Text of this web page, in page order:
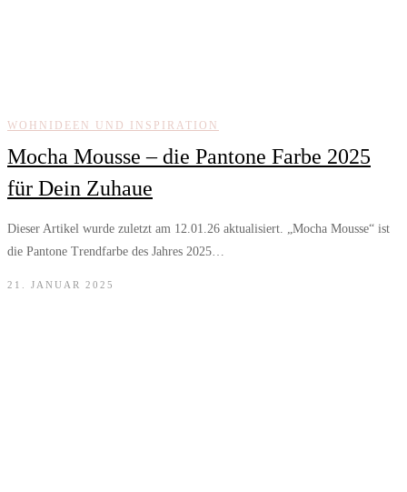
WOHNIDEEN UND INSPIRATION
Mocha Mousse – die Pantone Farbe 2025
für Dein Zuhaue
Dieser Artikel wurde zuletzt am 12.01.26 aktualisiert. „Mocha Mousse“ ist
die Pantone Trendfarbe des Jahres 2025…
21. JANUAR 2025